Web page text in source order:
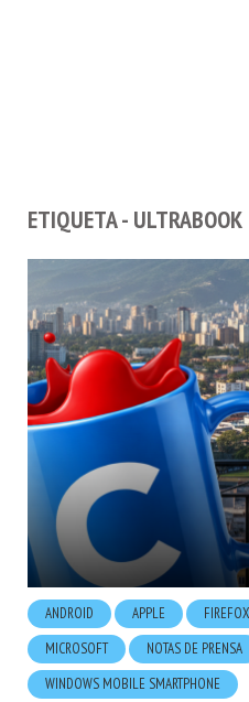
ETIQUETA - ULTRABOOK
ANDROID APPLE
MICROSOFT
NOTAS DE PRENSA
WINDOWS MOBILE SMARTPHONE